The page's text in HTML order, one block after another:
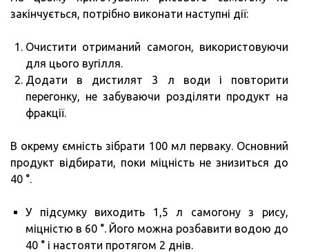
закінчується, потрібно виконати наступні дії:
Очистити отриманий самогон, використовуючи
для цього вугілля.
Додати в дистилят 3 л води і повторити
перегонку, не забуваючи розділяти продукт на
фракції.
В окрему ємність зібрати 100 мл перваку. Основний
продукт відбирати, поки міцність не знизиться до
40 °.
У підсумку виходить 1,5 л самогону з рису,
міцністю в 60 °. Його можна розбавити водою до
40 ° і настояти протягом 2 днів.